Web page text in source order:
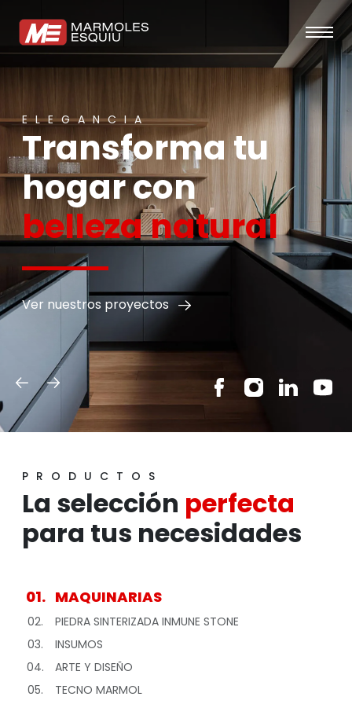
ELEGANCIA
Transforma tu
hogar con
belleza natural
Ver nuestros proyectos
PRODUCTOS
La selección perfecta
para tus necesidades
01. MAQUINARIAS
02.
PIEDRA SINTERIZADA INMUNE STONE
03.
INSUMOS
04.
ARTE Y DISEÑO
05.
TECNO MARMOL